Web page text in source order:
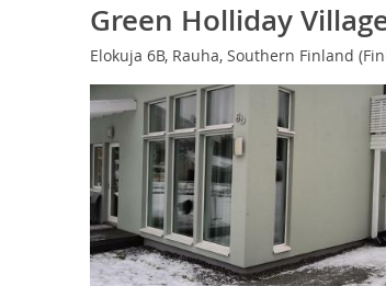
Green Holliday
Elokuja 6B, Rauha, Southern Finland